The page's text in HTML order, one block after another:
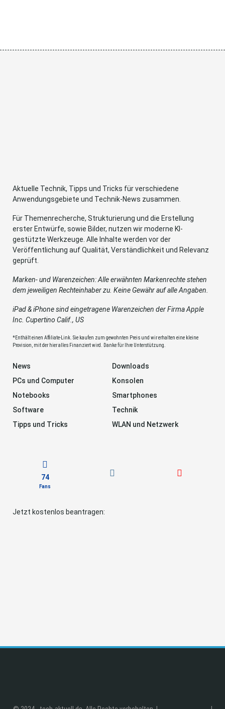
Aktuelle Technik, Tipps und Tricks für verschiedene
Anwendungsgebiete und Technik-News zusammen.
Für Themenrecherche, Strukturierung und die Erstellung
erster Entwürfe, sowie Bilder, nutzen wir moderne KI-
gestützte Werkzeuge. Alle Inhalte werden vor der
Veröffentlichung auf Qualität, Verständlichkeit und Relevanz
geprüft.
Marken- und Warenzeichen: Alle erwähnten Markenrechte stehen
dem jeweiligen Rechteinhaber zu. Keine Gewähr auf alle Angaben.
iPad & iPhone sind eingetragene Warenzeichen der Firma Apple
Inc. Cupertino Calif., US
*Enthält einen Affiliate-Link. Sie kaufen zum gewohnten Preis und wir erhalten eine kleine
Provision, mit der hier alles Finanziert wird. Danke für Ihre Unterstützung.
News
Downloads
PCs und Computer
Konsolen
Notebooks
Smartphones
Software
Technik
Tipps und Tricks
WLAN und Netzwerk
74
Fans
Jetzt kostenlos beantragen: